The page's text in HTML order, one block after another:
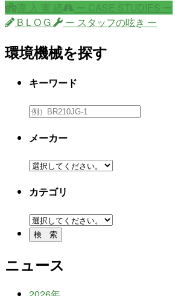
導 入 実 績
ー CASE STUDIES ー
B L O G
ー スタッフの呟き ー
環境機械を探す
キーワード
メーカー
カテゴリ
ニュース